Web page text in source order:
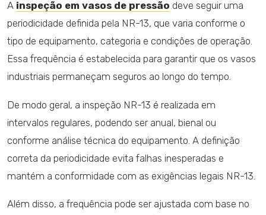
A inspeção em vasos de pressão deve seguir uma
periodicidade definida pela NR-13, que varia conforme o
tipo de equipamento, categoria e condições de operação.
Essa frequência é estabelecida para garantir que os vasos
industriais permaneçam seguros ao longo do tempo.
De modo geral, a inspeção NR-13 é realizada em
intervalos regulares, podendo ser anual, bienal ou
conforme análise técnica do equipamento. A definição
correta da periodicidade evita falhas inesperadas e
mantém a conformidade com as exigências legais NR-13.
Além disso, a frequência pode ser ajustada com base no